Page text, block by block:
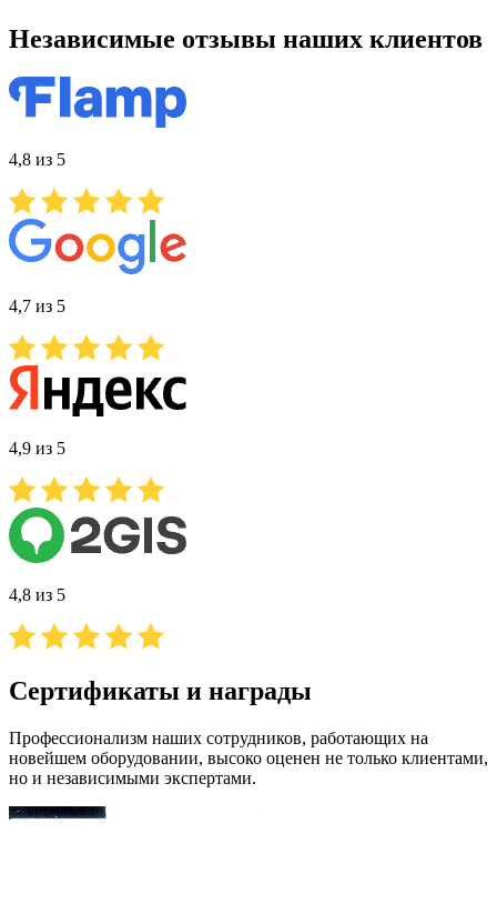
Независимые отзывы наших клиентов
4,8 из 5
4,7 из 5
4,9 из 5
4,8 из 5
Сертификаты и награды
Профессионализм наших сотрудников, работающих на
новейшем оборудовании, высоко оценен не только клиентами,
но и независимыми экспертами.